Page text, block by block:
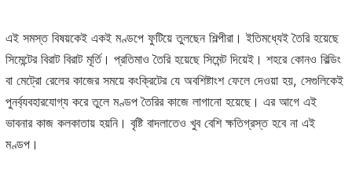
এই সমস্ত বিষয়কেই একই মণ্ডপে ফুটিয়ে তুলছেন শিল্পীরা। ইতিমধ্যেই তৈরি হয়েছে
সিমেন্টের বিরাট বিরাট মূর্তি। প্রতিমাও তৈরি হয়েছে সিমেন্ট দিয়েই। শহরে কোনও বিল্ডিং
বা মেট্রো রেলের কাজের সময়ে কংক্রিটের যে অবশিষ্টাংশ ফেলে দেওয়া হয়, সেগুলিকেই
পুনর্ব্যবহারযোগ্য করে তুলে মণ্ডপ তৈরির কাজে লাগানো হয়েছে। এর আগে এই
ভাবনার কাজ কলকাতায় হয়নি। বৃষ্টি বাদলাতেও খুব বেশি ক্ষতিগ্রস্ত হবে না এই
মণ্ডপ।